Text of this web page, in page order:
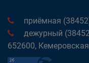
приёмная
дежурный
652600,